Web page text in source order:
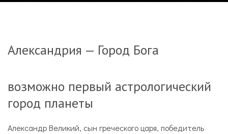
Александрия — Город Бога
возможно первый астрологический
город планеты
Александр Великий, сын греческого царя, победитель